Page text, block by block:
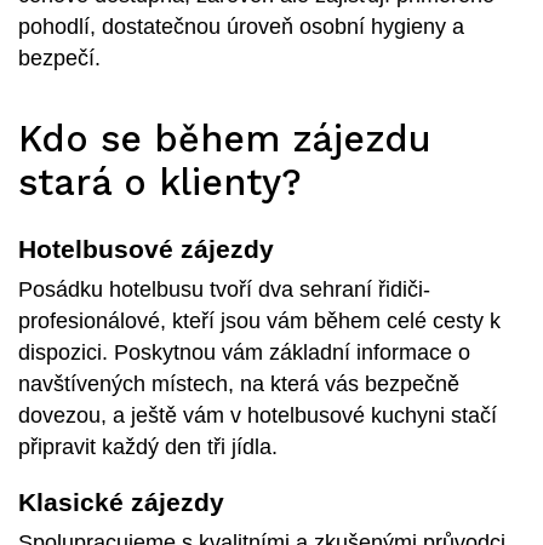
pohodlí, dostatečnou úroveň osobní hygieny a
bezpečí.
Kdo se během zájezdu
stará o klienty?
Hotelbusové zájezdy
Posádku hotelbusu tvoří dva sehraní řidiči-
profesionálové, kteří jsou vám během celé cesty k
dispozici. Poskytnou vám základní informace o
navštívených místech, na která vás bezpečně
dovezou, a ještě vám v hotelbusové kuchyni stačí
připravit každý den tři jídla.
Klasické zájezdy